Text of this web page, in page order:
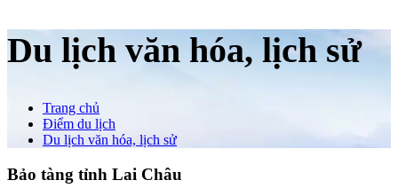
Du lịch văn hóa, lịch sử
Trang chủ
Điểm du lịch
Du lịch văn hóa, lịch sử
Bảo tàng tỉnh Lai Châu